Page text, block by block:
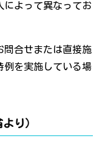
によって異なってお
問合せまたは直接施
を実施している場
り）